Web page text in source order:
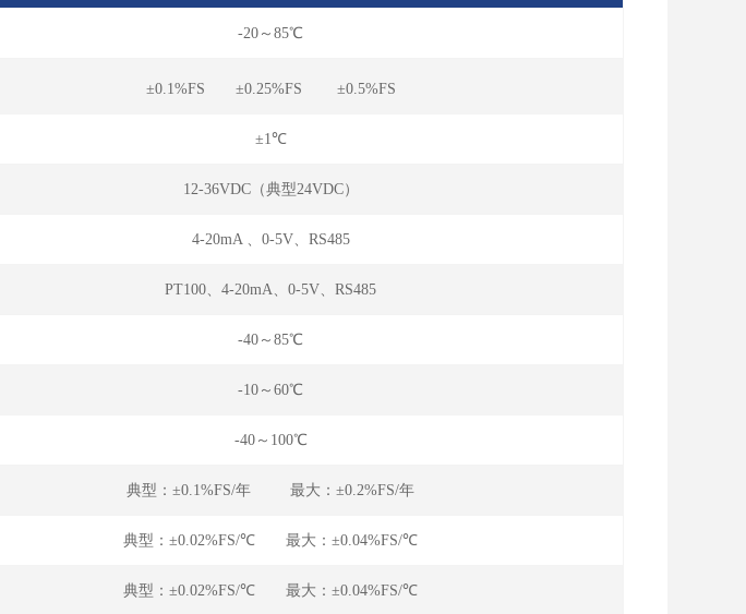
-20～85℃
±0.1%FS ±0.25%FS ±0.5%FS
±1℃
12-36VDC（典型24VDC）
4-20mA 、0-5V、RS485
PT100、4-20mA、0-5V、RS485
-40～85℃
-10～60℃
-40～100℃
典型：±0.1%FS/年 最大：±0.2%FS/年
典型：±0.02%FS/℃ 最大：±0.04%FS/℃
典型：±0.02%FS/℃ 最大：±0.04%FS/℃